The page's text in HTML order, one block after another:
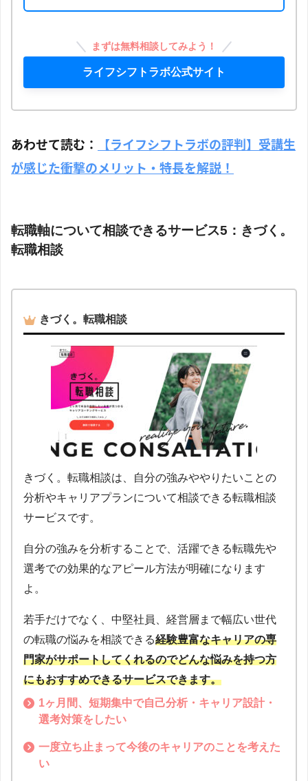
まずは無料相談してみよう！
ライフシフトラボ公式サイト
あわせて読む：
【ライフシフトラボの評判】受講生
が感じた衝撃のメリット・特長を解説！
転職軸について相談できるサービス5：きづく。
転職相談
きづく。転職相談
きづく。転職相談は、自分の強みややりたいことの
分析やキャリアプランについて相談できる転職相談
サービスです。
自分の強みを分析することで、活躍できる転職先や
選考での効果的なアピール方法が明確になります
よ。
若手だけでなく、中堅社員、経営層まで幅広い世代
の転職の悩みを相談できる経験豊富なキャリアの専
門家がサポートしてくれるのでどんな悩みを持つ方
にもおすすめできるサービスできます。
1ヶ月間、短期集中で自己分析・キャリア設計・
選考対策をしたい
一度立ち止まって今後のキャリアのことを考えた
い